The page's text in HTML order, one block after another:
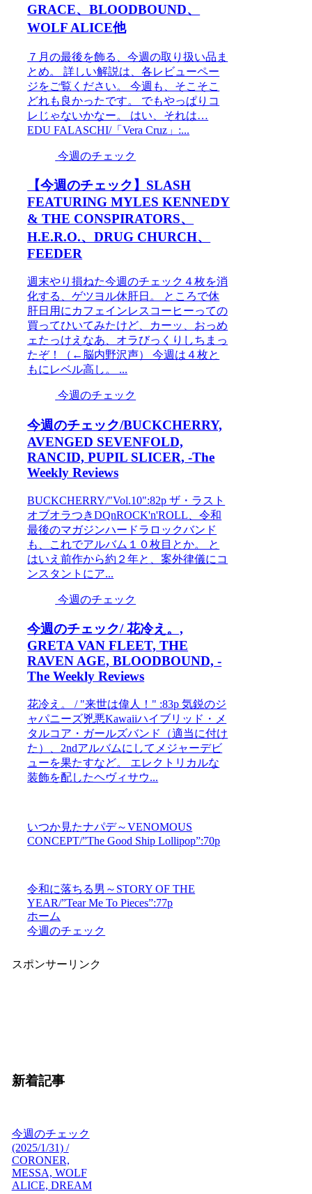
GRACE、BLOODBOUND、
WOLF ALICE他
７月の最後を飾る、今週の取り扱い品ま
とめ。 詳しい解説は、各レビューペー
ジをご覧ください。 今週も、そこそこ
どれも良かったです。 でもやっぱりコ
レじゃないかなー。 はい、それは…
EDU FALASCHI/「Vera Cruz」:...
今週のチェック
【今週のチェック】SLASH
FEATURING MYLES KENNEDY
& THE CONSPIRATORS、
H.E.R.O.、DRUG CHURCH、
FEEDER
週末やり損ねた今週のチェック４枚を消
化する、ゲツヨル休肝日。 ところで休
肝日用にカフェインレスコーヒーっての
買ってひいてみたけど、カーッ、おっめ
ェたっけえなあ、オラびっくりしちまっ
たぞ！（←脳内野沢声） 今週は４枚と
もにレベル高し。 ...
今週のチェック
今週のチェック/BUCKCHERRY,
AVENGED SEVENFOLD,
RANCID, PUPIL SLICER, -The
Weekly Reviews
BUCKCHERRY/"Vol.10":82p ザ・ラスト
オブオラつきDQnROCK'n'ROLL、令和
最後のマガジンハードラロックバンド
も、これでアルバム１０枚目とか。 と
はいえ前作から約２年と、案外律儀にコ
ンスタントにア...
今週のチェック
今週のチェック/ 花冷え。,
GRETA VAN FLEET, THE
RAVEN AGE, BLOODBOUND, -
The Weekly Reviews
花冷え。 / "来世は偉人！" :83p 気鋭のジ
ャパニーズ兇悪Kawaiiハイブリッド・メ
タルコア・ガールズバンド（適当に付け
た）、2ndアルバムにしてメジャーデビ
ューを果たすなど。 エレクトリカルな
装飾を配したヘヴィサウ...
いつか見たナパデ～VENOMOUS
CONCEPT/”The Good Ship Lollipop”:70p
令和に落ちる男～STORY OF THE
YEAR/”Tear Me To Pieces”:77p
ホーム
今週のチェック
スポンサーリンク
新着記事
今週のチェック
(2025/1/31) /
CORONER,
MESSA, WOLF
ALICE, DREAM